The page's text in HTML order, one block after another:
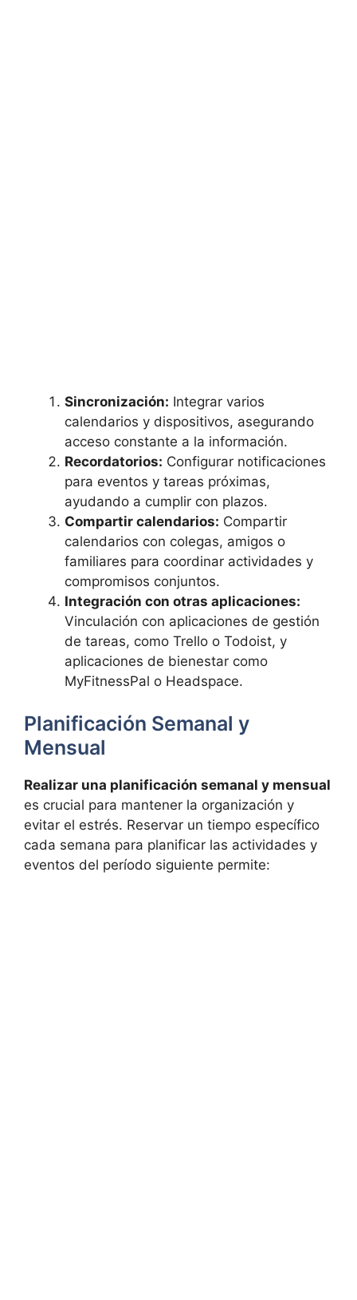
Sincronización: Integrar varios
calendarios y dispositivos, asegurando
acceso constante a la información.
Recordatorios: Configurar notificaciones
para eventos y tareas próximas,
ayudando a cumplir con plazos.
Compartir calendarios: Compartir
calendarios con colegas, amigos o
familiares para coordinar actividades y
compromisos conjuntos.
Integración con otras aplicaciones:
Vinculación con aplicaciones de gestión
de tareas, como Trello o Todoist, y
aplicaciones de bienestar como
MyFitnessPal o Headspace.
Planificación Semanal y
Mensual
Realizar una planificación semanal y mensual
es crucial para mantener la organización y
evitar el estrés. Reservar un tiempo específico
cada semana para planificar las actividades y
eventos del período siguiente permite: